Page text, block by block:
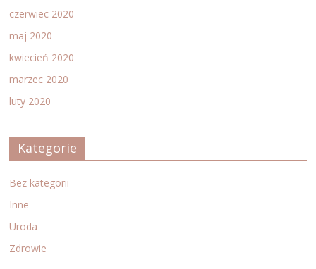
czerwiec 2020
maj 2020
kwiecień 2020
marzec 2020
luty 2020
Kategorie
Bez kategorii
Inne
Uroda
Zdrowie